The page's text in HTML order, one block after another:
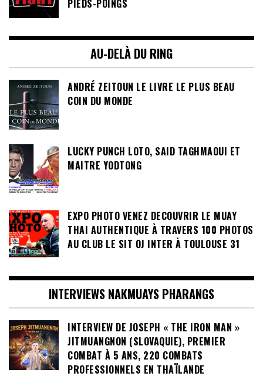
PIEDS-POINGS
AU-DELÀ DU RING
ANDRÉ ZEITOUN LE LIVRE LE PLUS BEAU
COIN DU MONDE
LUCKY PUNCH LOTO, SAID TAGHMAOUI ET
MAITRE YODTONG
EXPO PHOTO VENEZ DECOUVRIR LE MUAY
THAI AUTHENTIQUE À TRAVERS 100 PHOTOS
AU CLUB LE SIT OJ INTER À TOULOUSE 31
INTERVIEWS NAKMUAYS PHARANGS
INTERVIEW DE JOSEPH « THE IRON MAN »
JITMUANGNON (SLOVAQUIE), PREMIER
COMBAT À 5 ANS, 220 COMBATS
PROFESSIONNELS EN THAÏLANDE